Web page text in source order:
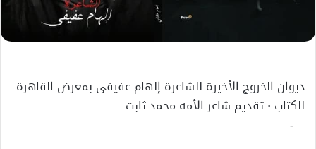
ديوان الخروج الأخيرة للشاعرة إلهام عفيفي بمعرض القاهرة
للكتاب ٠ تقديم شاعر الأمة محمد ثابت
—-